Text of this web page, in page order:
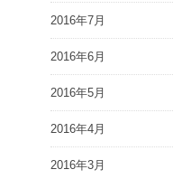
2016年7月
2016年6月
2016年5月
2016年4月
2016年3月